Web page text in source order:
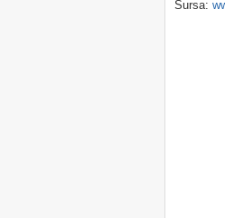
Sursa: